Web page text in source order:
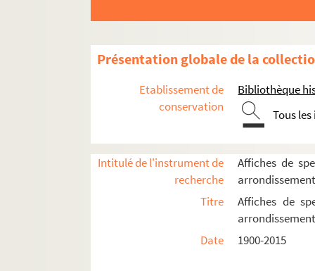
Présentation globale de la
Etablissement de
conservation
Bibliothèque
Tous
Intitulé de l'instrument de
recherche
Affiches de
Titre
Affiches de
Date
1900-2015
Théâtre des Béliers parisiens
Théâtre Constance
Théâtre des Deux ânes
Théâtre de Dix heures
Théâtre Espace Acteur
Théâtre Montmartre-Galabru
Théâtre Ouvert
Théâtre Paris-Nord
Théâtre du Tertre